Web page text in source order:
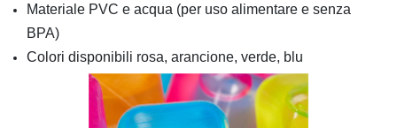
Materiale PVC e acqua (per uso alimentare e senza
BPA)
Colori disponibili rosa, arancione, verde, blu